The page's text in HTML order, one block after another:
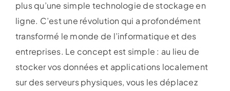
plus qu’une simple technologie de stockage en
ligne. C’est une révolution qui a profondément
transformé le monde de l’informatique et des
entreprises. Le concept est simple : au lieu de
stocker vos données et applications localement
sur des serveurs physiques, vous les déplacez